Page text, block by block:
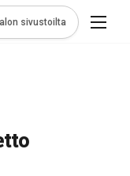
sivustoilta